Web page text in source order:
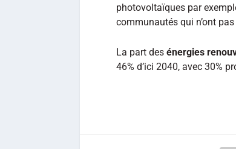
photovoltaïques par
communautés qui n’ont
La part des énergies
46% d’ici 2040, avec 30%